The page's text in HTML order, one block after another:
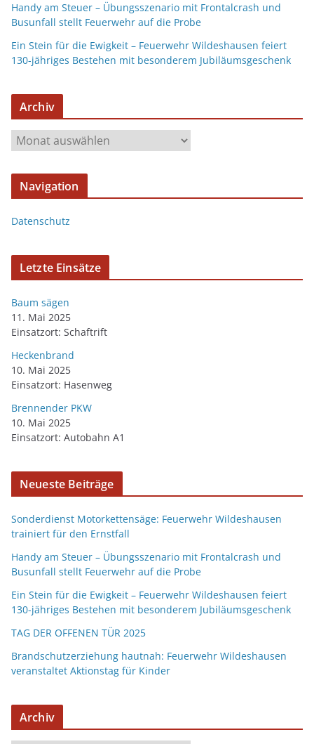
Handy am Steuer – Übungsszenario mit Frontalcrash und
Busunfall stellt Feuerwehr auf die Probe
Ein Stein für die Ewigkeit – Feuerwehr Wildeshausen feiert
130-jähriges Bestehen mit besonderem Jubiläumsgeschenk
Archiv
Navigation
Datenschutz
Letzte Einsätze
Baum sägen
11. Mai 2025
Einsatzort: Schaftrift
Heckenbrand
10. Mai 2025
Einsatzort: Hasenweg
Brennender PKW
10. Mai 2025
Einsatzort: Autobahn A1
Neueste Beiträge
Sonderdienst Motorkettensäge: Feuerwehr Wildeshausen
trainiert für den Ernstfall
Handy am Steuer – Übungsszenario mit Frontalcrash und
Busunfall stellt Feuerwehr auf die Probe
Ein Stein für die Ewigkeit – Feuerwehr Wildeshausen feiert
130-jähriges Bestehen mit besonderem Jubiläumsgeschenk
TAG DER OFFENEN TÜR 2025
Brandschutzerziehung hautnah: Feuerwehr Wildeshausen
veranstaltet Aktionstag für Kinder
Archiv